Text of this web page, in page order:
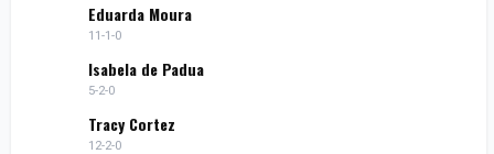
Eduarda Moura
11-1-0
Isabela de Padua
5-2-0
Tracy Cortez
12-2-0